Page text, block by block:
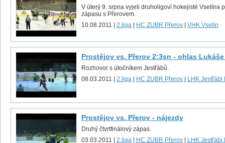
V úterý 9. srpna vyjeli druholigoví hokejisté Vsetína
zápasu s Přerovem.
10.08.2011 | 2.liga HC ZUBR Přerov VHK Vsetín
Prostějov vs. Přerov 2:3sn - ohlas
Rozhovor s útočníkem Jestřábů.
08.03.2011 | 2.liga HC ZUBR Přerov LHK Jestřábi
Prostějov vs. Přerov - nájezdy
Druhý čtvrtfinálový zápas.
03.03.2011 | 2.liga HC ZUBR Přerov LHK Jestřábi